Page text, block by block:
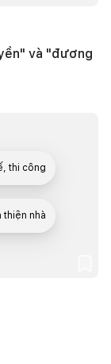
và "đương
đẹp giúp tận
thi công
thiện nhà